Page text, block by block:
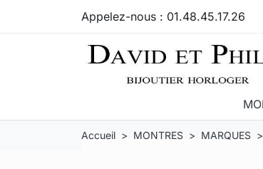
Appelez-nous : 01.48.45.17.26
Accueil MONTRES MARQUES